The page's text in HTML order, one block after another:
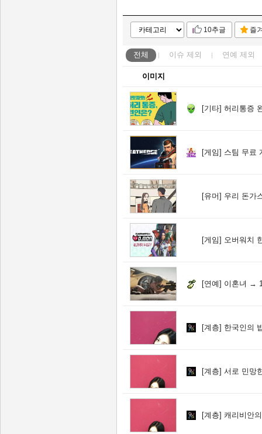
10추글 즐
전체 이슈 제외 연예 제외
이미지
[기타] 허리통증
[게임] 스팀 무료
[유머] 우리 돈가
[게임] 오버워치 한
[연예] 이혼녀 → 1
[계층] 한국인의
[계층] 서로 민망
[계층] 캐리비안의